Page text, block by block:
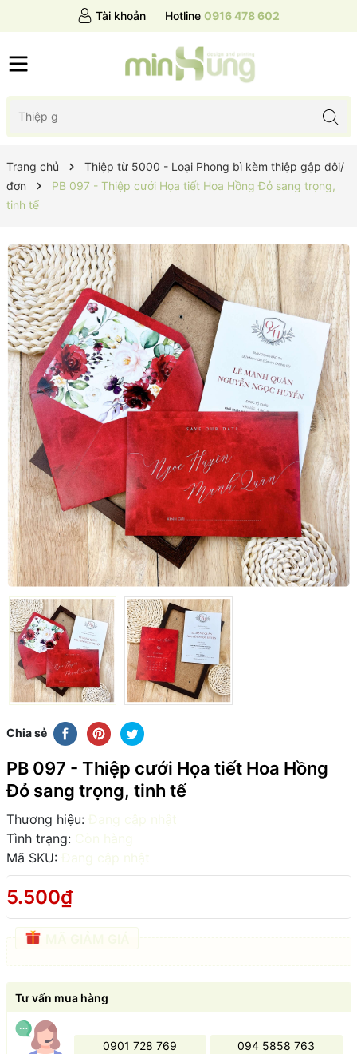
Tài khoản Hotline 0916 478 602
Trang chủ
Thiệp từ 5000 - Loại Phong bì kèm thiệp gập đôi/
đơn
PB 097 - Thiệp cưới Họa tiết Hoa Hồng Đỏ sang trọng,
tinh tế
Chia sẻ
PB 097 - Thiệp cưới Họa tiết Hoa Hồng
Đỏ sang trọng, tinh tế
Thương hiệu: Đang cập nhật
Tình trạng: Còn hàng
Mã SKU: Đang cập nhật
5.500₫
Tư vấn mua hàng
0901 728 769 094 5858 763